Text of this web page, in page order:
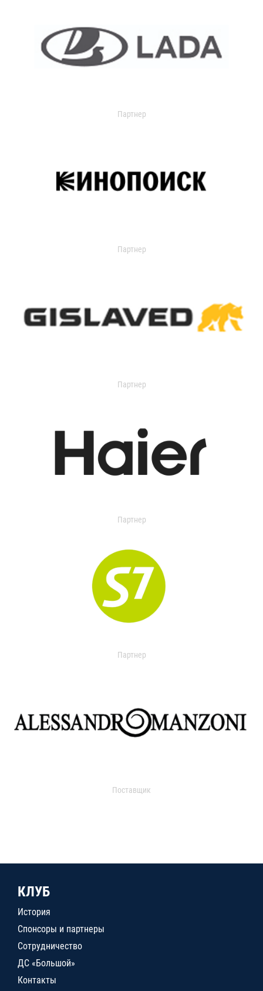
Партнер
Партнер
Партнер
Партнер
Партнер
Поставщик
КЛУБ
История
Спонсоры и партнеры
Сотрудничество
ДС «Большой»
Контакты